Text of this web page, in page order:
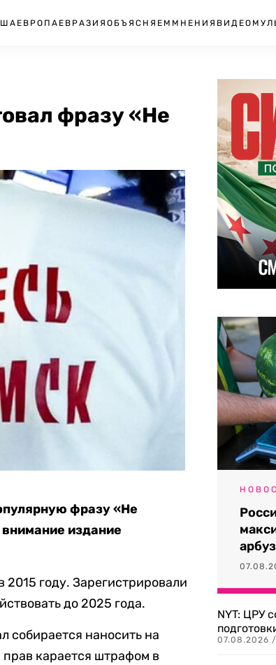
ЕВРОПА ЕВРАЗИЯ ОБЪЯСНЯЕМ МНЕНИЯ ВИДЕО
фразу «Не
фразу «Не
внимание издание
2015 году. Зарегистрировали
до 2025 года.
собирается наносить на
карается штрафом в
NYT: ЦРУ
07.08.2026